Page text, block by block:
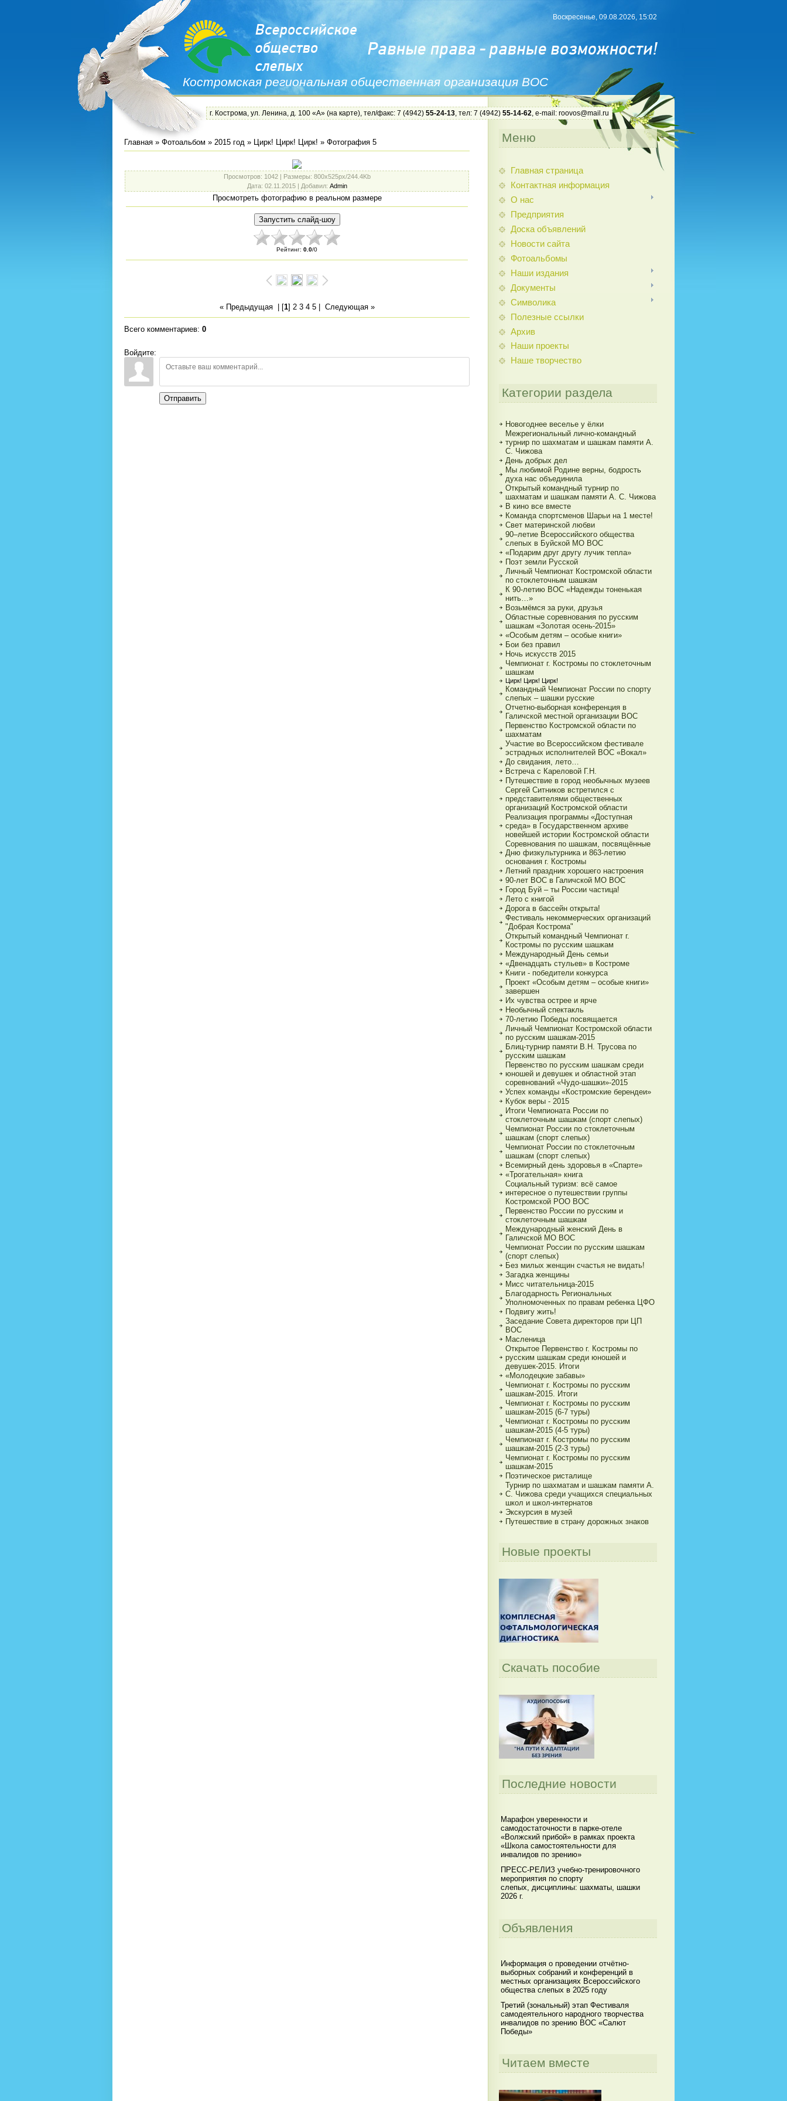
Костромская региональная общественная организация ВОС
Воскресенье, 09.08.2026, 15:02
г. Кострома, ул. Ленина, д. 100 «А» (на карте), тел/факс: 7 (4942) 55-24-13, тел: 7 (4942) 55-14-62, e-mail: roovos@mail.ru
Главная » Фотоальбом » 2015 год » Цирк! Цирк! Цирк! » Фотография 5
Просмотров: 1042 | Размеры: 800x525px/244.4Kb
Дата: 02.11.2015 | Добавил: Admin
Просмотреть фотографию в реальном размере
Рейтинг: 0.0/0
« Предыдущая| [1] 2 3 4 5| Следующая »
Всего комментариев: 0
Войдите:
Отправить
Меню
Главная страница
Контактная информация
О нас
Предприятия
Доска объявлений
Новости сайта
Фотоальбомы
Наши издания
Документы
Символика
Полезные ссылки
Архив
Наши проекты
Наше творчество
Категории раздела
Новогоднее веселье у ёлки
Межрегиональный лично-командный
турнир по шахматам и шашкам памяти А.
С. Чижова
День добрых дел
Мы любимой Родине верны, бодрость
духа нас объединила
Открытый командный турнир по
шахматам и шашкам памяти А. С. Чижова
В кино все вместе
Команда спортсменов Шарьи на 1 месте!
Свет материнской любви
90–летие Всероссийского общества
слепых в Буйской МО ВОС
«Подарим друг другу лучик тепла»
Поэт земли Русской
Личный Чемпионат Костромской области
по стоклеточным шашкам
К 90-летию ВОС «Надежды тоненькая
нить…»
Возьмёмся за руки, друзья
Областные соревнования по русским
шашкам «Золотая осень-2015»
«Особым детям – особые книги»
Бои без правил
Ночь искусств 2015
Чемпионат г. Костромы по стоклеточным
шашкам
Цирк! Цирк! Цирк!
Командный Чемпионат России по спорту
слепых – шашки русские
Отчетно-выборная конференция в
Галичской местной организации ВОС
Первенство Костромской области по
шахматам
Участие во Всероссийском фестивале
эстрадных исполнителей ВОС «Вокал»
До свидания, лето…
Встреча с Кареловой Г.Н.
Путешествие в город необычных музеев
Сергей Ситников встретился с
представителями общественных
организаций Костромской области
Реализация программы «Доступная
среда» в Государственном архиве
новейшей истории Костромской области
Соревнования по шашкам, посвящённые
Дню физкультурника и 863-летию
основания г. Костромы
Летний праздник хорошего настроения
90-лет ВОС в Галичской МО ВОС
Город Буй – ты России частица!
Лето с книгой
Дорога в бассейн открыта!
Фестиваль некоммерческих организаций
"Добрая Кострома"
Открытый командный Чемпионат г.
Костромы по русским шашкам
Международный День семьи
«Двенадцать стульев» в Костроме
Книги - победители конкурса
Проект «Особым детям – особые книги»
завершен
Их чувства острее и ярче
Необычный спектакль
70-летию Победы посвящается
Личный Чемпионат Костромской области
по русским шашкам-2015
Блиц-турнир памяти В.Н. Трусова по
русским шашкам
Первенство по русским шашкам среди
юношей и девушек и областной этап
соревнований «Чудо-шашки»-2015
Успех команды «Костромские берендеи»
Кубок веры - 2015
Итоги Чемпионата России по
стоклеточным шашкам (спорт слепых)
Чемпионат России по стоклеточным
шашкам (спорт слепых)
Чемпионат России по стоклеточным
шашкам (спорт слепых)
Всемирный день здоровья в «Спарте»
«Трогательная» книга
Социальный туризм: всё самое
интересное о путешествии группы
Костромской РОО ВОС
Первенство России по русским и
стоклеточным шашкам
Международный женский День в
Галичской МО ВОС
Чемпионат России по русским шашкам
(спорт слепых)
Без милых женщин счастья не видать!
Загадка женщины
Мисс читательница-2015
Благодарность Региональных
Уполномоченных по правам ребенка ЦФО
Подвигу жить!
Заседание Совета директоров при ЦП
ВОС
Масленица
Открытое Первенство г. Костромы по
русским шашкам среди юношей и
девушек-2015. Итоги
«Молодецкие забавы»
Чемпионат г. Костромы по русским
шашкам-2015. Итоги
Чемпионат г. Костромы по русским
шашкам-2015 (6-7 туры)
Чемпионат г. Костромы по русским
шашкам-2015 (4-5 туры)
Чемпионат г. Костромы по русским
шашкам-2015 (2-3 туры)
Чемпионат г. Костромы по русским
шашкам-2015
Поэтическое ристалище
Турнир по шахматам и шашкам памяти А.
С. Чижова среди учащихся специальных
школ и школ-интернатов
Экскурсия в музей
Путешествие в страну дорожных знаков
Новые проекты
Скачать пособие
Последние новости
Марафон уверенности и
самодостаточности в парке-отеле
«Волжский прибой» в рамках проекта
«Школа самостоятельности для
инвалидов по зрению»
ПРЕСС-РЕЛИЗ учебно-тренировочного
мероприятия по спорту
слепых, дисциплины: шахматы, шашки
2026 г.
Объявления
Информация о проведении отчётно-
выборных собраний и конференций в
местных организациях Всероссийского
общества слепых в 2025 году
Третий (зональный) этап Фестиваля
самодеятельного народного творчества
инвалидов по зрению ВОС «Салют
Победы»
Читаем вместе